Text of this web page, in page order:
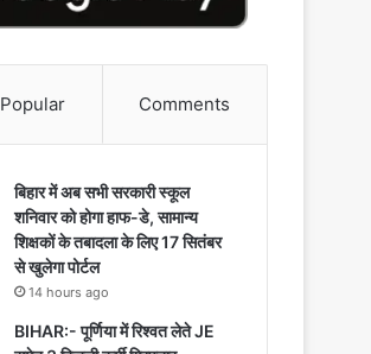
Popular Comments
बिहार में अब सभी सरकारी स्कूल
शनिवार को होगा हाफ-डे, सामान्य
शिक्षकों के तबादला के लिए 17 सितंबर
से खुलेगा पोर्टल
14 hours ago
BIHAR:- पूर्णिया में रिश्वत लेते JE